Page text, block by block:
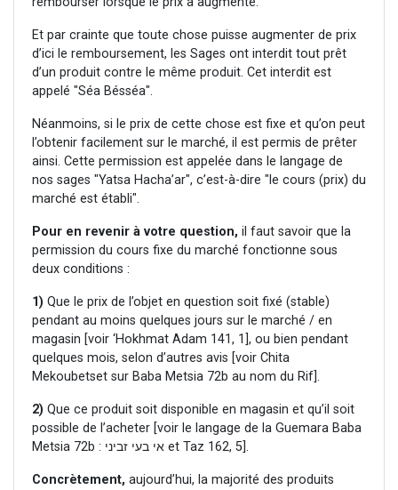
Et par crainte que toute chose puisse augmenter de prix
d’ici le remboursement, les Sages ont interdit tout prêt
d’un produit contre le même produit. Cet interdit est
appelé "Séa Bésséa".
Néanmoins, si le prix de cette chose est fixe et qu’on peut
l’obtenir facilement sur le marché, il est permis de prêter
ainsi. Cette permission est appelée dans le langage de
nos sages "Yatsa Hacha’ar", c’est-à-dire "le cours (prix) du
marché est établi".
Pour en revenir à votre question, il faut savoir que la
permission du cours fixe du marché fonctionne sous
deux conditions :
1) Que le prix de l’objet en question soit fixé (stable)
pendant au moins quelques jours sur le marché / en
magasin [voir ‘Hokhmat Adam 141, 1], ou bien pendant
quelques mois, selon d’autres avis [voir Chita
Mekoubetset sur Baba Metsia 72b au nom du Rif].
2) Que ce produit soit disponible en magasin et qu’il soit
possible de l’acheter [voir le langage de la Guemara Baba
Metsia 72b : אי בעי זביני et Taz 162, 5].
Concrètement, aujourd’hui, la majorité des produits